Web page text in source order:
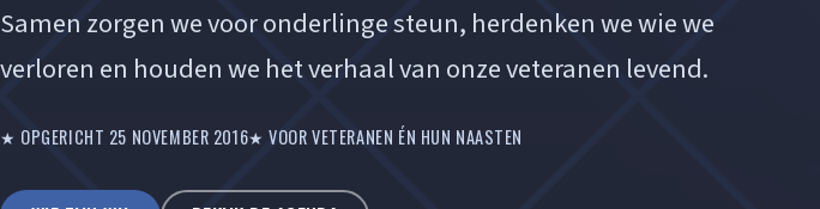
Samen zorgen we voor onderlinge steun, herdenken we wie we
verloren en houden we het verhaal van onze veteranen levend.
★ OPGERICHT 25 NOVEMBER 2016★ VOOR VETERANEN ÉN HUN NAASTEN